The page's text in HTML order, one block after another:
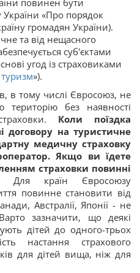
повинен бути
України «Про порядок
громадян України).
та від нещасного
суб'єктами
угод із страховиками
»).
в тому числі Євросоюз, не
без наявності
Коли поїздка
договору на туристичне
медичну страховку
Якщо ви їдете
страховки повинні
Для країн Євросоюзу
повинне становити від
Австралії, Японії - не
Варто зазначити, що деякі
дітей до одного-трьох
настання страхового
для дітей вища, ніж для